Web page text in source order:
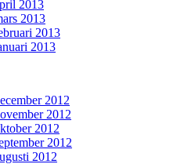
2013
2013
2013
2013
2012
2012
2012
2012
2012